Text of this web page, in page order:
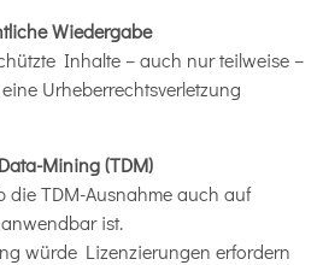
Wiedergabe
Inhalte – auch nur teilweise –
Urheberrechtsverletzung
Mining (TDM)
die TDM-Ausnahme auch auf
ist.
würde Lizenzierungen erfordern